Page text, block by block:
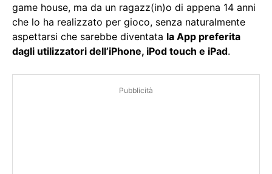
game house, ma da un ragazz(in)o di appena 14 anni
che lo ha realizzato per gioco, senza naturalmente
aspettarsi che sarebbe diventata la App preferita
dagli utilizzatori dell’iPhone, iPod touch e iPad.
Pubblicità